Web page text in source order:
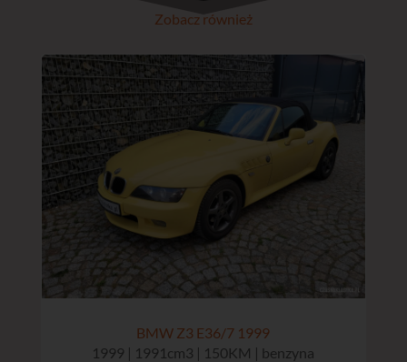
Zobacz również
BMW Z3 E36/7 1999
1999 | 1991cm3 | 150KM | benzyna